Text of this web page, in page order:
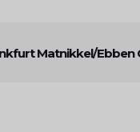
Matnikkel/ebben